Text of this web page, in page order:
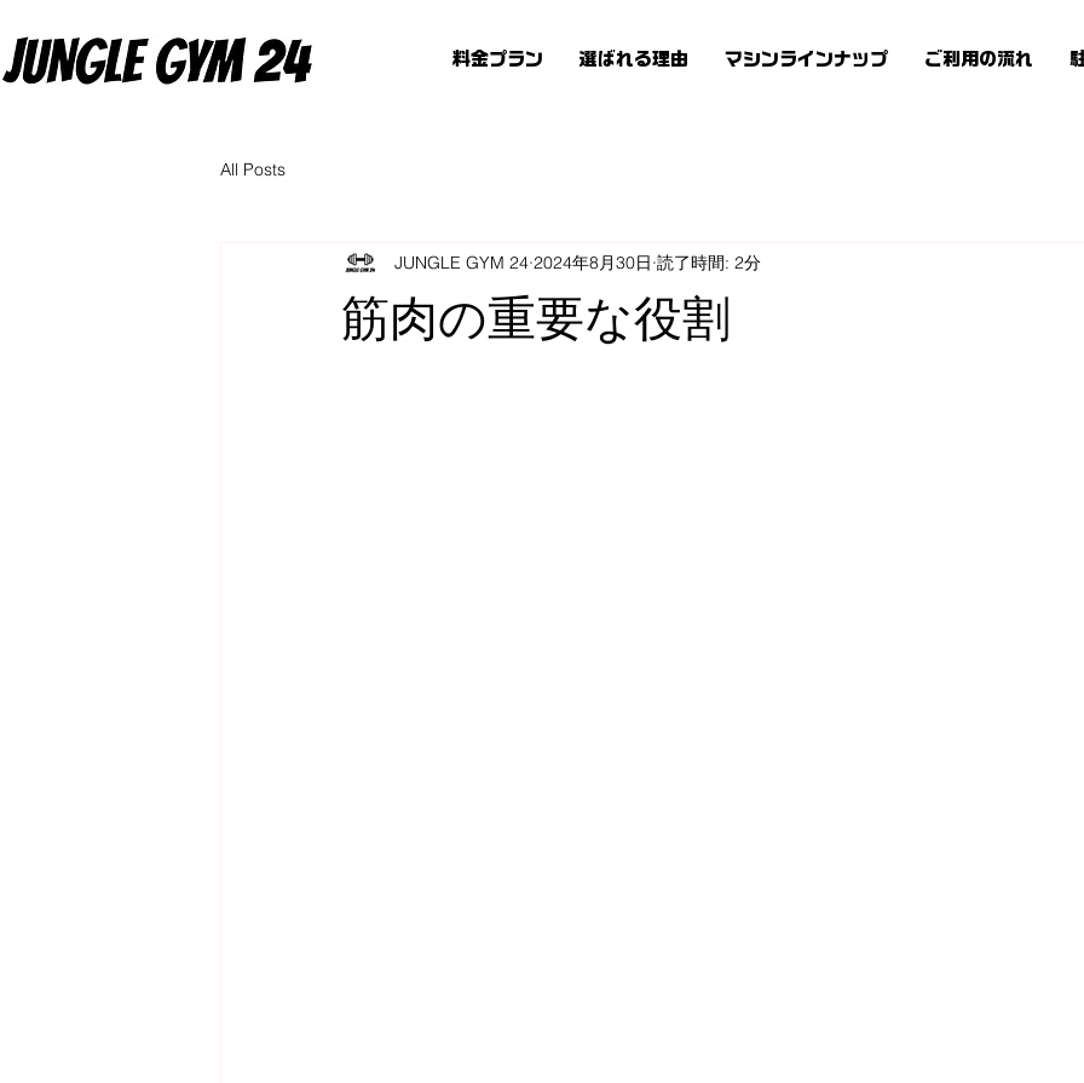
料金プラン 選ばれる理由 マシンラインナップ ご利用の流れ
All Posts
筋肉の重要な役割
JUNGLE GYM 24 2024年8月30日 読了時間: 2分